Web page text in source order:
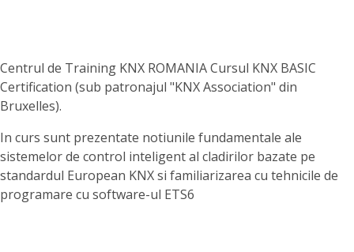
Centrul de Training KNX ROMANIA Cursul KNX BASIC
Certification (sub patronajul "KNX Association" din
Bruxelles).
In curs sunt prezentate notiunile fundamentale ale
sistemelor de control inteligent al cladirilor bazate pe
standardul European KNX si familiarizarea cu tehnicile de
programare cu software-ul ETS6